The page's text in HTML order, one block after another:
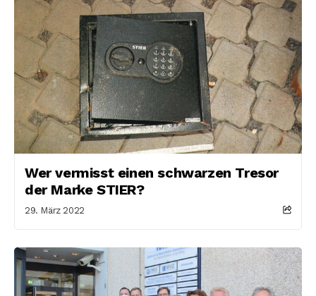
Wer vermisst einen schwarzen Tresor
der Marke STIER?
29. März 2022